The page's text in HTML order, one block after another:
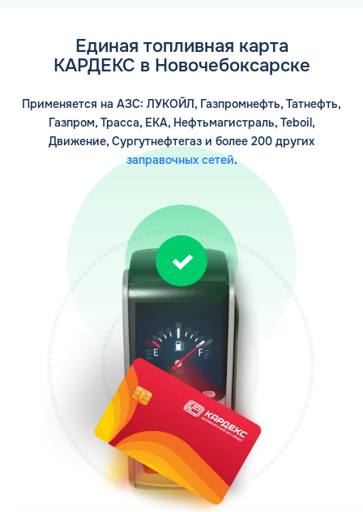
Единая топливная карта
КАРДЕКС в Новочебоксарске
Применяется на АЗС: ЛУКОЙЛ, Газпромнефть, Татнефть,
Газпром, Трасса, ЕКА, Нефтьмагистраль, Teboil,
Движение, Сургутнефтегаз и более 200 других
заправочных сетей.
Заполняя форму, ясоглашаюсь с
обработкой персональных данных